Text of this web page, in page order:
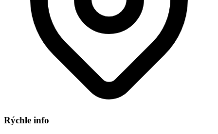
Rýchle info